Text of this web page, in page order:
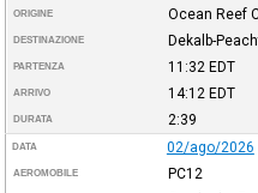
ORIGINE Ocean Reef
DESTINAZIONE Dekalb-
PARTENZA 11:32 EDT
ARRIVO 14:12 EDT
DURATA 2:39
DATA 02/ago/2026
AEROMOBILE PC12